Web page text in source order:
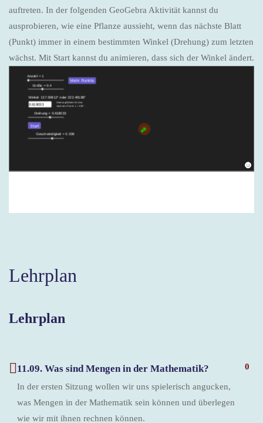
auftreten. In der folgenden GeoGebra Aktivität kannst du
ausprobieren, wie eine Pflanze aussieht, wenn das nächste Blatt
(Punkt) immer in einem bestimmten Winkel (Drehung) zum letzten
wächst. Mit Start kannst du animieren, dass sich der Winkel ändert.
Lehrplan
Lehrplan
11.09. Was sind Mengen in der Mathematik?
In der ersten Sitzung wollen wir uns spielerisch angucken,
was Mengen in der Mathematik sein können und überlegen
wie wir mit ihnen rechnen können.
0